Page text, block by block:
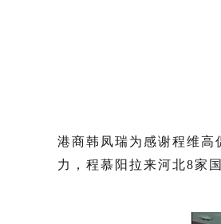
港商韩凤瑞为感谢程维高
力，程慕阳拉来河北8家